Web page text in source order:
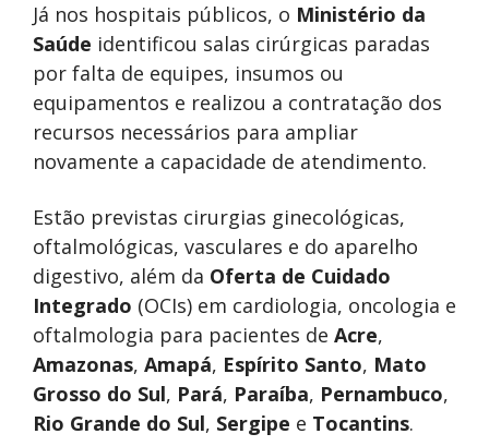
Já nos hospitais públicos, o Ministério da
Saúde identificou salas cirúrgicas paradas
por falta de equipes, insumos ou
equipamentos e realizou a contratação dos
recursos necessários para ampliar
novamente a capacidade de atendimento.
Estão previstas cirurgias ginecológicas,
oftalmológicas, vasculares e do aparelho
digestivo, além da Oferta de Cuidado
Integrado (OCIs) em cardiologia, oncologia e
oftalmologia para pacientes de Acre,
Amazonas, Amapá, Espírito Santo, Mato
Grosso do Sul, Pará, Paraíba, Pernambuco,
Rio Grande do Sul, Sergipe e Tocantins.